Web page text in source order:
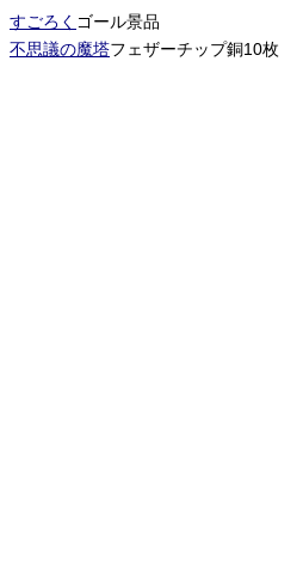
すごろく ゴール景品
不思議の魔塔フェザーチップ銅10枚